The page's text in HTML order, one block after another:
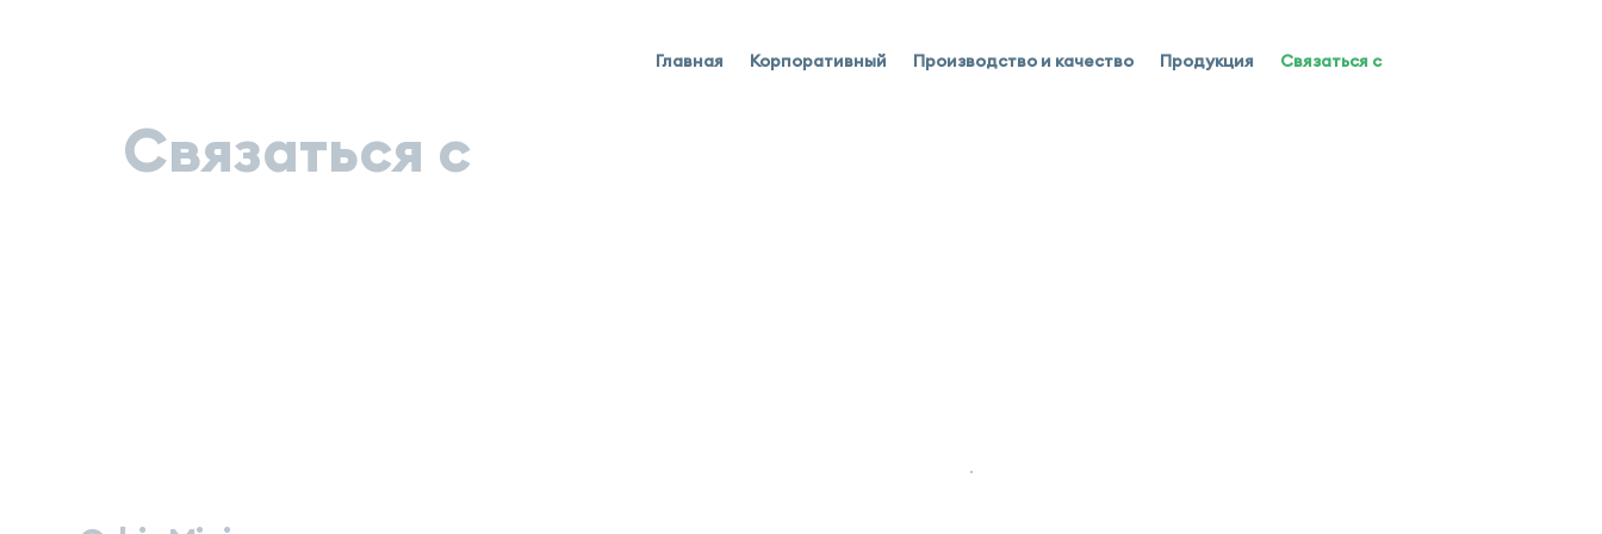
Главная Корпоративный Производство и качество Продукция Связаться с
Связаться с